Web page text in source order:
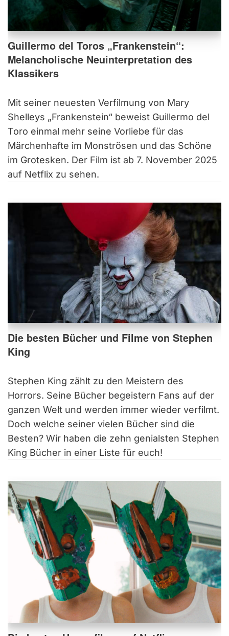
Guillermo del Toros „Frankenstein“:
Melancholische Neuinterpretation des
Klassikers
Mit seiner neuesten Verfilmung von Mary
Shelleys „Frankenstein“ beweist Guillermo del
Toro einmal mehr seine Vorliebe für das
Märchenhafte im Monströsen und das Schöne
im Grotesken. Der Film ist ab 7. November 2025
auf Netflix zu sehen.
Die besten Bücher und Filme von Stephen
King
Stephen King zählt zu den Meistern des
Horrors. Seine Bücher begeistern Fans auf der
ganzen Welt und werden immer wieder verfilmt.
Doch welche seiner vielen Bücher sind die
Besten? Wir haben die zehn genialsten Stephen
King Bücher in einer Liste für euch!